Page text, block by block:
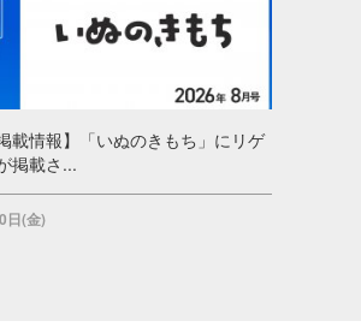
載情報】「いぬのきもち」にリゲ
掲載さ...
日(金)